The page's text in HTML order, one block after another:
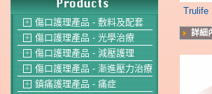
＋ 傷口護理產品 - 敷料及配套
＋ 傷口護理產品 - 光學治療
＋ 傷口護理產品 - 減壓護理
＋ 傷口護理產品 - 漸進壓力治療
＋ 鎮痛護理產品 - 痛症
Trulife
詳細